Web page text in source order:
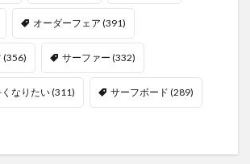
オーダーフェア (391)
(356) サーファー (332)
なりたい(311) サーフボード (289)